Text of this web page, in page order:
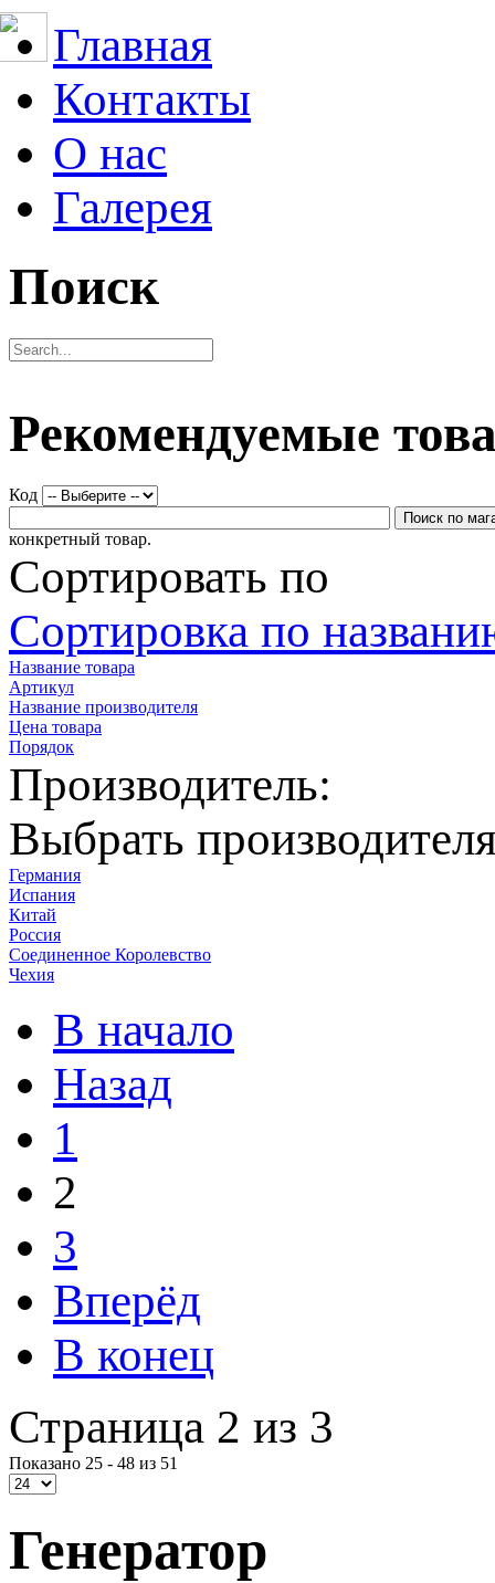
Главная
Контакты
О нас
Галерея
Поиск
Рекомендуемые
Код
конкретный товар.
Сортировать по
Сортировка по
Название товара
Артикул
Название производителя
Цена товара
Порядок
Производитель:
Выбрать
Германия
Испания
Китай
Россия
Соединенное Королевство
Чехия
В начало
Назад
1
2
3
Вперёд
В конец
Страница 2 из 3
Показано 25 - 48 из 51
Генератор